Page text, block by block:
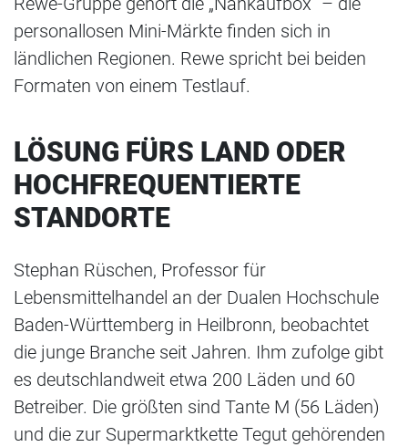
personallosen Mini-Märkte finden sich in
ländlichen Regionen. Rewe spricht bei beiden
Formaten von einem Testlauf.
LÖSUNG FÜRS LAND ODER
HOCHFREQUENTIERTE
STANDORTE
Stephan Rüschen, Professor für
Lebensmittelhandel an der Dualen Hochschule
Baden-Württemberg in Heilbronn, beobachtet
die junge Branche seit Jahren. Ihm zufolge gibt
es deutschlandweit etwa 200 Läden und 60
Betreiber. Die größten sind Tante M (56 Läden)
und die zur Supermarktkette Tegut gehörenden